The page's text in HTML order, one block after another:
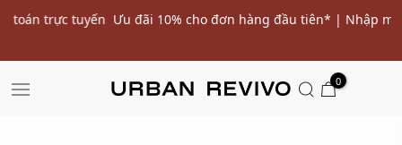
Ưu đãi 10% cho đơn hàng đầu tiên* | Nhập mã: URWELCOME
0
SALE